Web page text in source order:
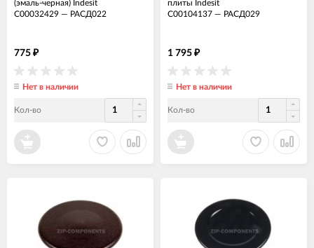
(эмаль-черная) Indesit
C00032429 — РАСД022
775 ₽
Нет в наличии
Кол-во
плиты Indesit
C00104137 — РАСД029
1 795 ₽
Нет в наличии
Кол-во